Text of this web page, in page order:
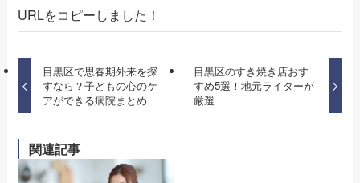
URLをコピーしました！
目黒区で思春期外来を探
すなら？子どもの心のケ
アができる病院まとめ
目黒区のすき焼き店おす
すめ5選！地元ライターが
厳選
関連記事